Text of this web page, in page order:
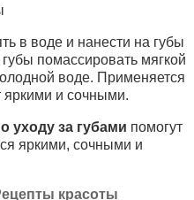
в воде и нанести на губы
помассировать мягкой
воде. Применяется
яркими и сочными.
уходу за губами помогут
яркими, сочными и
красоты